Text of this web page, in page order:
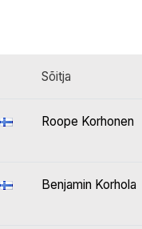
Sõitja
Roope Korhonen
Benjamin Korhola